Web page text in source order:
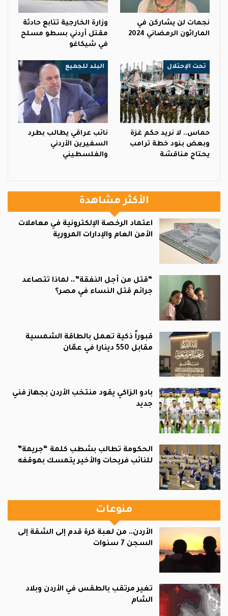
نجمات لن يشاركن في
الماراثون الرمضاني 2024
وزارة الخارجية تتابع حادثة
مقتل أردني بسطو مسلح
في شيكاغو
تحت الإحتلال
حماس.. لا نريد حكم غزة
وبعض بنود خطة ترامب
يحتاج مناقشة
البلد للجميع
نائب عراقي يطالب بطرد
السفيرين الأردني
والفلسطيني
الأكثر مشاهدة
اعتماد الرخصة الإلكترونية في معاملات
الأمن العام والإدارات المرورية
“قتل من أجل النفقة”.. لماذا تتصاعد
جرائم قتل النساء في مصر؟
قبوراً ذكية تعمل بالطاقة الشمسية
مقابل 550 دينارا في عمّان
بادو الزاكي يقود منتخب الأردن بجهاز فني
جديد
الحكومة تطالب بشطب كلمة “جريمة”
للنائب فريحات والأخير يتمسك بموقفه
منوعات
الأردن.. من لعبة كرة قدم إلى الشقة إلى
السجن 7 سنوات
تغير مرتقب بالطقس في الأردن وبلاد
الشام